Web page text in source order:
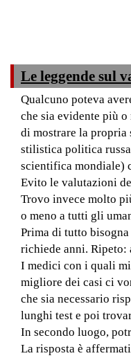
Le leggende sul
Qualcuno poteva
che sia evidente più
di mostrare la propria
stilistica politica
scientifica mondiale)
Evito le valutazioni
Trovo invece molto
o meno a tutti gli
Prima di tutto
richiede anni. Ripeto:
I medici con i quali
migliore dei casi ci
che sia necessario
lunghi test e poi
In secondo luogo,
La risposta è